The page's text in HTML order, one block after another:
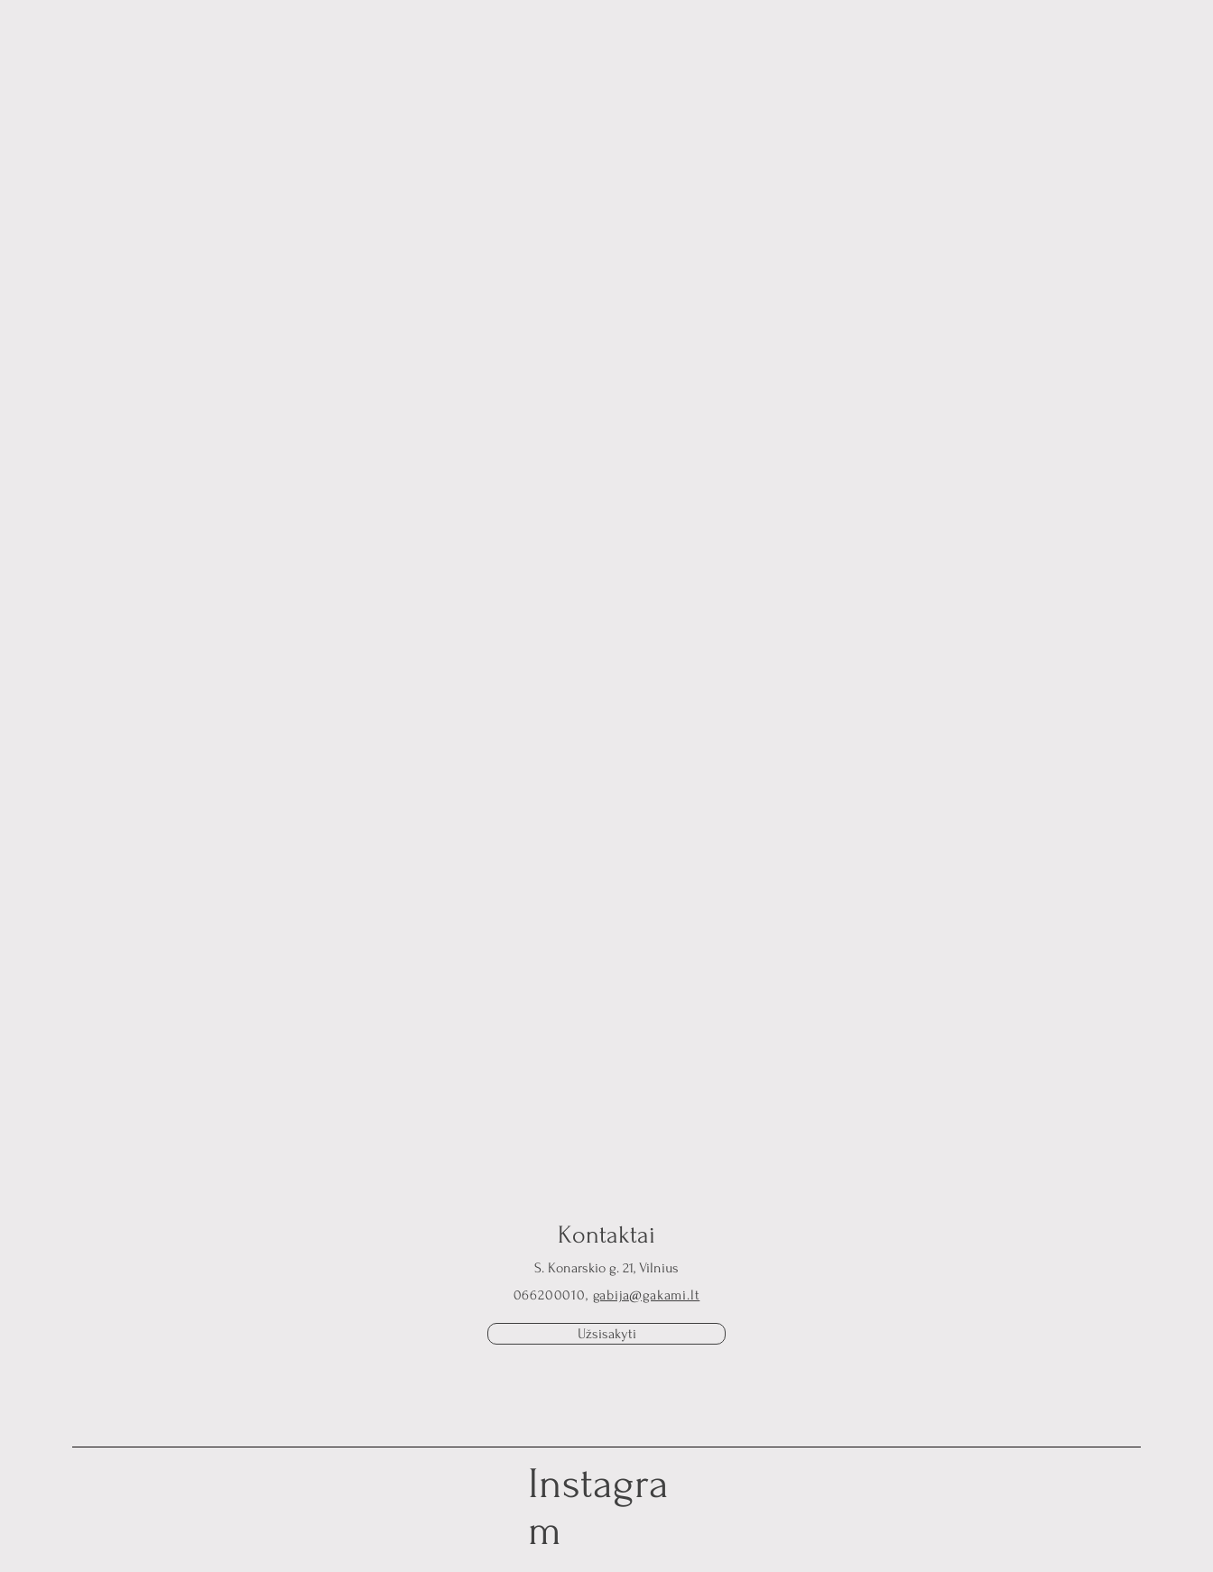
Kontaktai
S. Konarskio g. 21, Vilnius
066200010, gabija@gakami.lt
Užsisakyti
Instagra
m